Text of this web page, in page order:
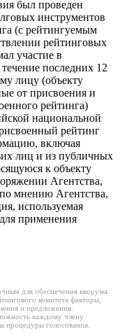
был проведен
инструментов
(с рейтингуемым
рейтинговых
участие в
последних 12
лицу (объекту
от присвоения и
рейтинга)
национальной
рейтинг
включая
лиц и из публичных
к объекту
Агентства,
по мнению Агентства,
используемая
применения
для обеспечения кворума.
комитета факторы,
и предложения.
каждому члену
процедуры голосования.